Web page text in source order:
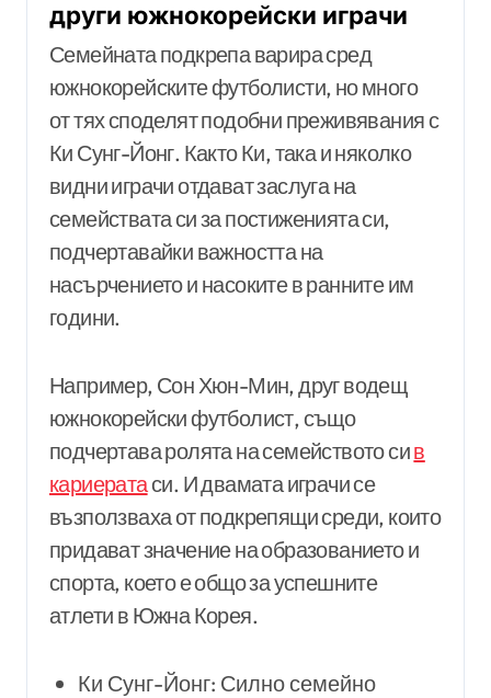
други южнокорейски играчи
Семейната подкрепа варира сред
южнокорейските футболисти, но много
от тях споделят подобни преживявания с
Ки Сунг-Йонг. Както Ки, така и няколко
видни играчи отдават заслуга на
семействата си за постиженията си,
подчертавайки важността на
насърчението и насоките в ранните им
години.
Например, Сон Хюн-Мин, друг водещ
южнокорейски футболист, също
подчертава ролята на семейството сив
кариератаси. И двамата играчи се
възползваха от подкрепящи среди, които
придават значение на образованието и
спорта, което е общо за успешните
атлети в Южна Корея.
Ки Сунг-Йонг: Силно семейно